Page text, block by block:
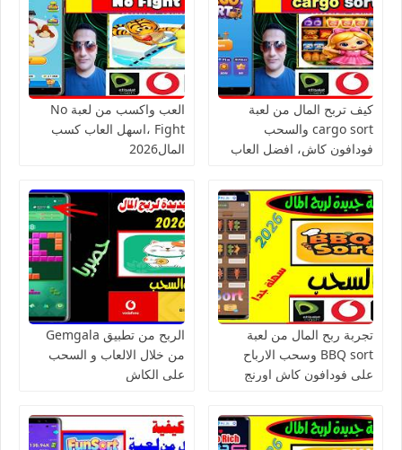
كيف تربح المال من لعبة
cargo sort والسحب
فودافون كاش، افضل العاب
العب واكسب من لعبة No
Fight ،اسهل العاب كسب
المال2026
تجربة ربح المال من لعبة
BBQ sort وسحب الارباح
على فودافون كاش اورنج
الربح من تطبيق Gemgala
من خلال الالعاب و السحب
على الكاش